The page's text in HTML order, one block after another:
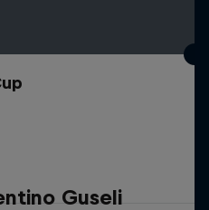
Guseli